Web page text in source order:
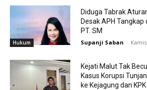
Hukum
Diduga Tabrak
Desak APH
PT. SM
Supanji Saban -
Kejati Malut Tak
Kasus Korupsi
ke Kejagung dan KPK